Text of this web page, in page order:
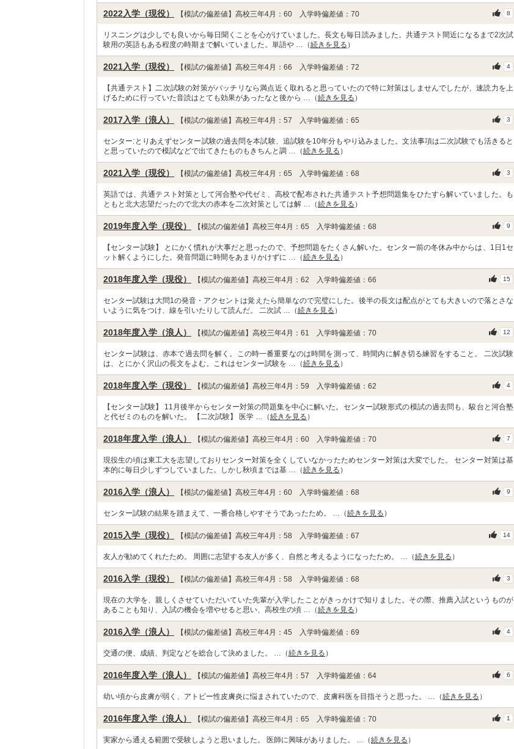
2022入学（現役） 【模試の偏差値】高校三年4月：60 入学時偏差値：70 8
リスニングは少しでも良いから毎日聞くことを心がけていました。長文も毎日読みました。共通テスト間近になるまで2次試
験用の英語もある程度の時期まで解いていました。単語や …（続きを見る ）
2021入学（現役） 【模試の偏差値】高校三年4月：66 入学時偏差値：72 4
【共通テスト】二次試験の対策がバッチリなら満点近く取れると思っていたので特に対策はしませんでしたが、速読力を上
げるために行っていた音読はとても効果があったなと後から …（続きを見る ）
2017入学（浪人） 【模試の偏差値】高校三年4月：57 入学時偏差値：65 3
センター:とりあえずセンター試験の過去問を本試験、追試験を10年分もやり込みました。文法事項は二次試験でも活きると
と思っていたので模試などで出てきたものもきちんと調 …（続きを見る ）
2021入学（現役） 【模試の偏差値】高校三年4月：65 入学時偏差値：68 3
英語では、共通テスト対策として河合塾や代ゼミ、高校で配布された共通テスト予想問題集をひたすら解いていました。も
ともと北大志望だったので北大の赤本を二次対策としては解 …（続きを見る ）
2019年度入学（現役） 【模試の偏差値】高校三年4月：65 入学時偏差値：68 9
【センター試験】 とにかく慣れが大事だと思ったので、予想問題をたくさん解いた。センター前の冬休み中からは、1日1セ
ット解くようにした。発音問題に時間をあまりかけずに …（続きを見る ）
2018年度入学（現役） 【模試の偏差値】高校三年4月：62 入学時偏差値：66 15
センター試験は大問1の発音・アクセントは覚えたら簡単なので完璧にした。後半の長文は配点がとても大きいので落とさな
いように気をつけ、線を引いたりして読んだ。 二次試 …（続きを見る ）
2018年度入学（浪人） 【模試の偏差値】高校三年4月：61 入学時偏差値：70 12
センター試験は、赤本で過去問を解く。この時一番重要なのは時間を測って、時間内に解き切る練習をすること。 二次試験
は、とにかく沢山の長文をよむ。これはセンター試験を …（続きを見る ）
2018年度入学（現役） 【模試の偏差値】高校三年4月：59 入学時偏差値：62 4
【センター試験】 11月後半からセンター対策の問題集を中心に解いた。センター試験形式の模試の過去問も、駿台と河合塾
と代ゼミのものを解いた。 【二次試験】 医学 …（続きを見る ）
2018年度入学（浪人） 【模試の偏差値】高校三年4月：60 入学時偏差値：70 7
現役生の頃は東工大を志望しておりセンター対策を全くしていなかったためセンター対策は大変でした。 センター対策は基
本的に毎日少しずつしていました。しかし秋頃までは基 …（続きを見る ）
2016入学（浪人） 【模試の偏差値】高校三年4月：60 入学時偏差値：68 9
センター試験の結果を踏まえて、一番合格しやすそうであったため。 …（続きを見る ）
2015入学（現役） 【模試の偏差値】高校三年4月：58 入学時偏差値：67 14
友人が勧めてくれたため。 周囲に志望する友人が多く、自然と考えるようになったため。 …（続きを見る ）
2016入学（現役） 【模試の偏差値】高校三年4月：58 入学時偏差値：68 3
現在の大学を、親しくさせていただいていた先輩が入学したことがきっかけで知りました。その際、推薦入試というものが
あることも知り、入試の機会を増やせると思い、高校生の頃 …（続きを見る ）
2016入学（浪人） 【模試の偏差値】高校三年4月：45 入学時偏差値：69 4
交通の便、成績、判定などを総合して決めました。 …（続きを見る ）
2016年度入学（浪人） 【模試の偏差値】高校三年4月：57 入学時偏差値：64 6
幼い頃から皮膚が弱く、アトピー性皮膚炎に悩まされていたので、皮膚科医を目指そうと思った。 …（続きを見る ）
2016年度入学（浪人） 【模試の偏差値】高校三年4月：65 入学時偏差値：70 1
実家から通える範囲で受験しようと思いました。 医師に興味がありました。 …（続きを見る ）